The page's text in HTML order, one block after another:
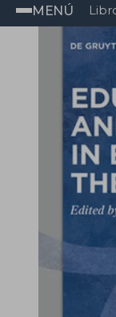
MENÚ